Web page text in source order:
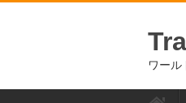
ワール